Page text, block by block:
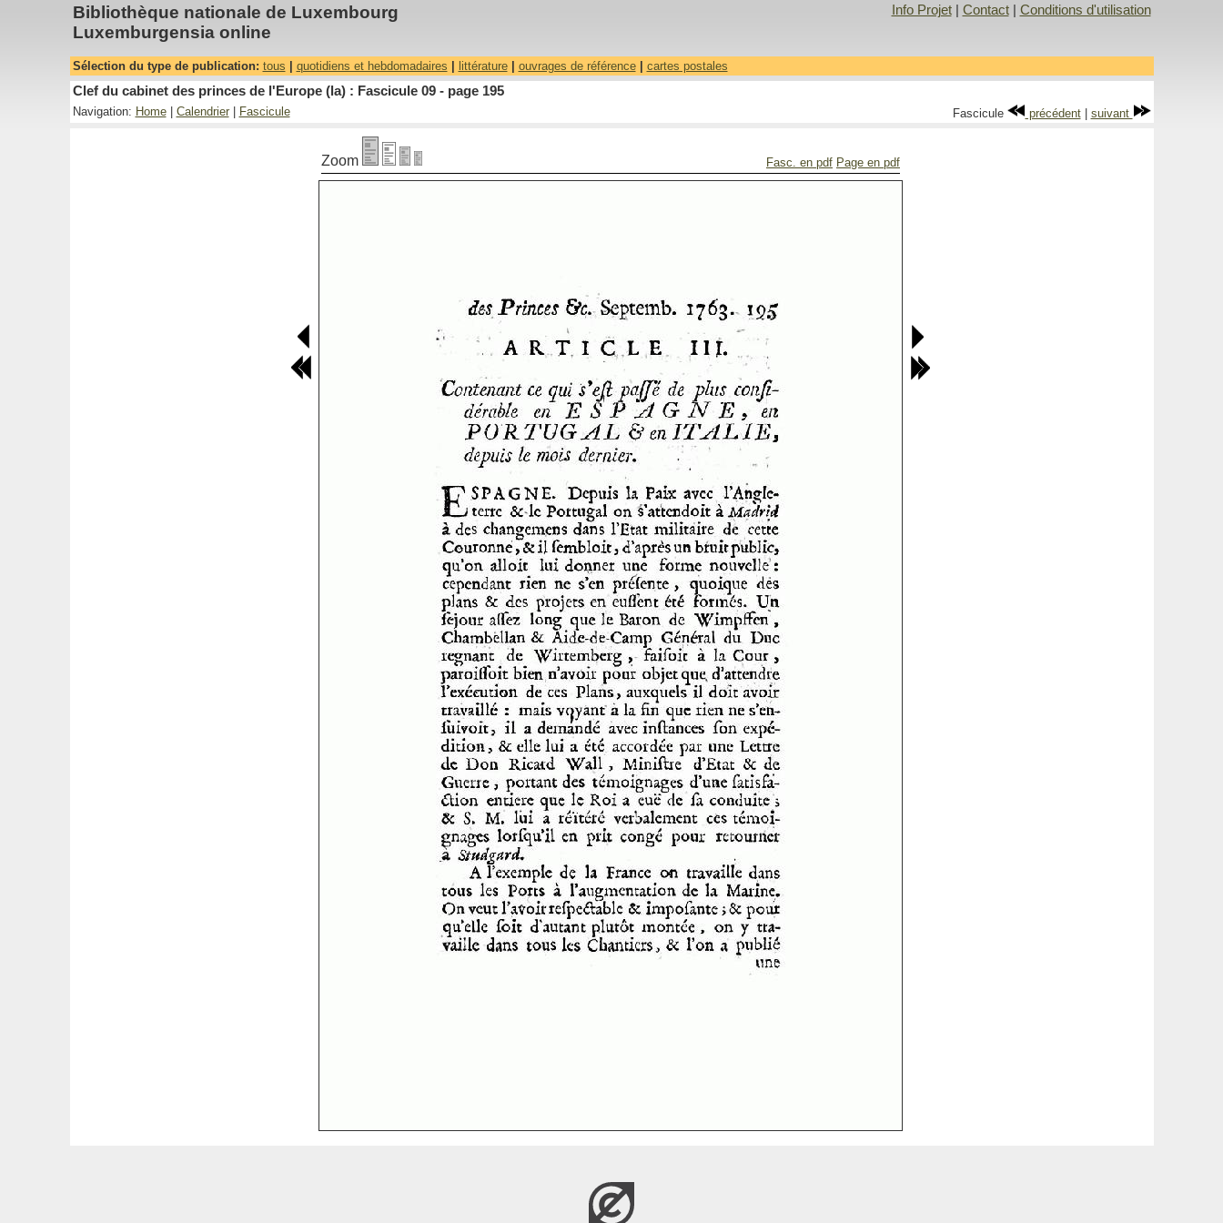
Bibliothèque nationale de Luxembourg
Luxemburgensia online
Info Projet| Contact| Conditions d'utilisation
Sélection du type de publication: tous quotidiens et hebdomadaires littérature| ouvrages de référence| cartes postales
Clef du cabinet des princes de l'Europe (la) : Fascicule 09 - page 195
Navigation: Home| Calendrier| Fascicule Fascicule précédent| suivant
Zoom Fasc. en pdf Page en pdf